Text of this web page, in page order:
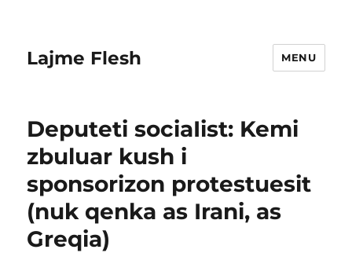
Lajme Flesh MENU
Deputeti sociaIist: Kemi
zbuluar kush i
sponsorizon protestuesit
(nuk qenka as Irani, as
Greqia)